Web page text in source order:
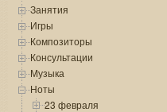
Занятия
Игры
Композиторы
Консультации
Музыка
Ноты
23 февраля